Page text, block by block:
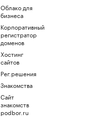
Облако для
бизнеса
Корпоративный
регистратор
доменов
Хостинг
сайтов
Рег.решения
Знакомства
Сайт
знакомств
podbor.ru